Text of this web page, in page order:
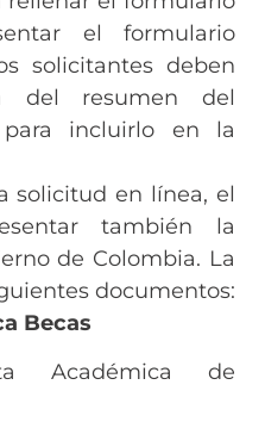
el formulario
solicitantes deben
del resumen del
incluirlo en la
solicitud en línea, el
también la
de Colombia. La
documentos:
Becas
Académica de